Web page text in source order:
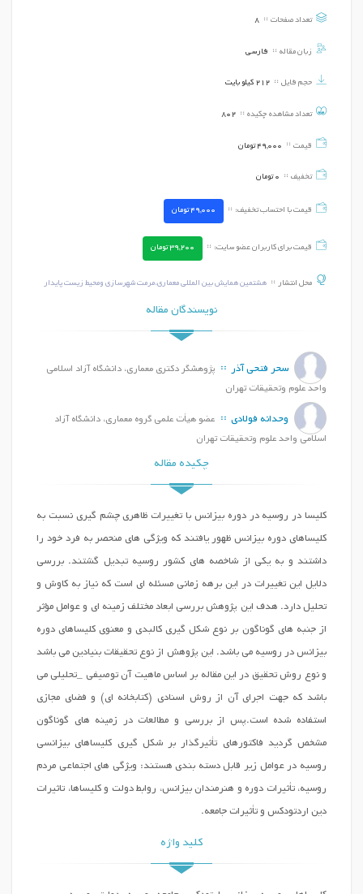
تعداد صفحات 8
زبان مقاله فارسی
حجم فایل 212 کیلو بایت
تعداد مشاهده چکیده 802
قیمت 49,000تومان
تخفیف 0 تومان
قیمت با احتساب تخفیف: 49,000تومان
قیمت برای کاربران عضو سایت: 39,200تومان
محل انتشار هشتمین همایش بین المللی معماری،مرمت شهرسازی ومحیط زیست پایدار
نویسندگان مقاله
سحر فتحی آذر پژوهشگر دکتری معماری، دانشگاه آزاد اسلامی
واحد علوم وتحقیقات تهران
وحدانه فولادی عضو هیأت علمی گروه معماری، دانشگاه آزاد
اسلامی واحد علوم وتحقیقات تهران
چکیده مقاله
کلیسا در روسیه در دوره بیزانس با تغییرات ظاهری چشم گیری نسبت به
کلیساهای دوره بیزانس ظهور یافتند که ویژگی های منحصر به فرد خود را
داشتند و به یکی از شاخصه های کشور روسیه تبدیل گشتند. بررسی
دلایل این تغییرات در این برهه زمانی مسئله ای است که نیاز به کاوش و
تحلیل دارد. هدف این پژوهش بررسی ابعاد مختلف زمینه ای و عوامل مؤثر
از جنبه های گوناگون بر نوع شکل گیری کالبدی و معنوی کلیساهای دوره
بیزانس در روسیه می باشد. این پژوهش از نوع تحقیقات بنیادین می باشد
و نوع روش تحقیق در این مقاله بر اساس ماهیت آن توصیفی _تحلیلی می
باشد که جهت اجراي آن از روش اسنادی (کتابخانه اي) و فضاي مجازي
استفاده شده است.پس از بررسی و مطالعات در زمینه های گوناگون
مشخص گردید فاکتورهای تأثیرگذار بر شکل گیری کلیساهای بیزانسی
روسیه در عوامل زیر قابل دسته بندی هستند: ویژگی های اجتماعی مردم
روسیه، تأثیرات دوره و هنرمندان بیزانس، روابط دولت و کلیساها، تاثیرات
دین اردتودکس و تأثیرات جامعه.
کلید واژه